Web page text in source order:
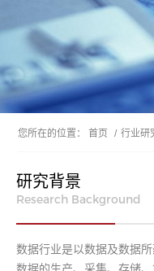
您所在的位置：首页 / 行业研
研究背景
Research Background
数据行业是以数据及数据